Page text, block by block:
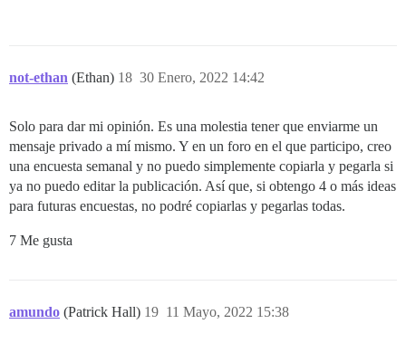
not-ethan (Ethan) 30 Enero, 2022 14:42
18
Solo para dar mi opinión. Es una molestia tener que enviarme un
mensaje privado a mí mismo. Y en un foro en el que participo, creo
una encuesta semanal y no puedo simplemente copiarla y pegarla si
ya no puedo editar la publicación. Así que, si obtengo 4 o más ideas
para futuras encuestas, no podré copiarlas y pegarlas todas.
7 Me gusta
amundo (Patrick Hall) 11 Mayo, 2022 15:38
19